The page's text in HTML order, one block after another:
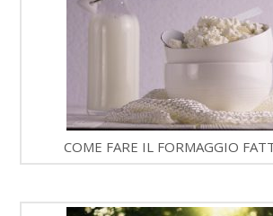
COME FARE IL FORMAGGIO